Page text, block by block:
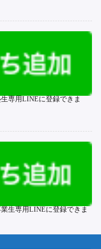
専用LINEに登録できま
生専用LINEに登録できま